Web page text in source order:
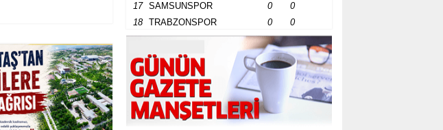
17
SAMSUNSPOR 0
0
18
TRABZONSPOR 0 0